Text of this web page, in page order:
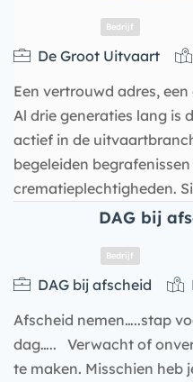
De Groot Uitvaart
Een vertrouwd adres,
Al drie generaties lang is
actief in de
begeleiden begrafenissen
crematieplechtigheden.
DAG bij
DAG bij afscheid
Afscheid nemen…..stap
dag….. Verwacht of
te maken. Misschien heb